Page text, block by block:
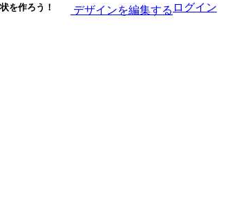
を作ろう！ デザインを編集する ログイン